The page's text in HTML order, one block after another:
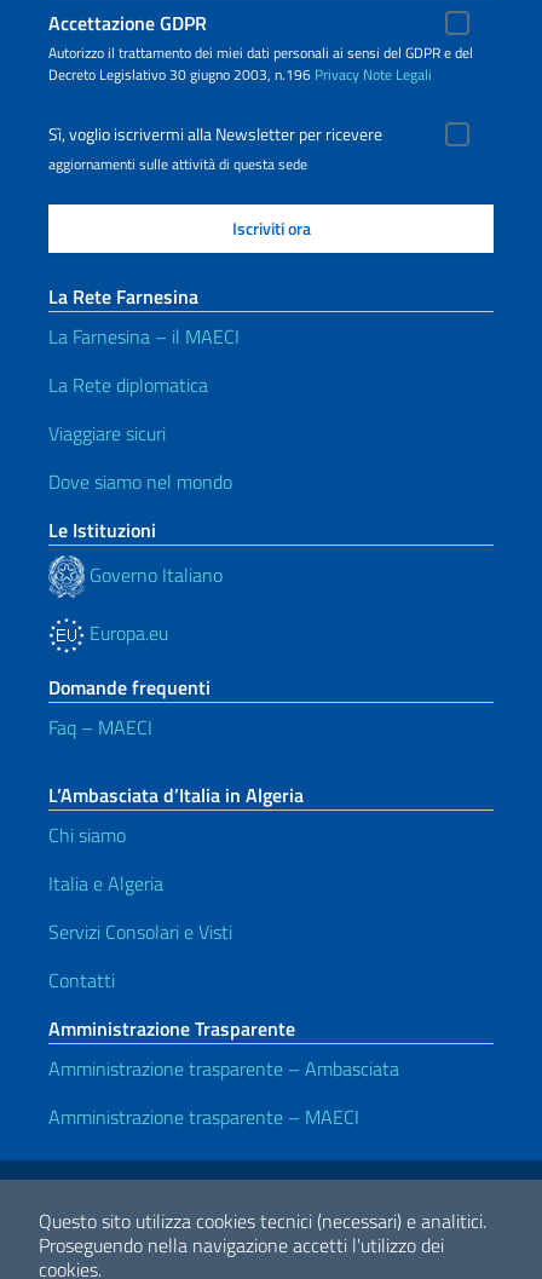
Questo sito utilizza cookies tecnici (necessari) e analitici.
Proseguendo nella navigazione accetti l'utilizzo dei
cookies.
Accettazione GDPR
Autorizzo il trattamento dei miei dati personali ai sensi del GDPR e del
Decreto Legislativo 30 giugno 2003, n.196 Privacy Note Legali
Sì, voglio iscrivermi alla Newsletter per ricevere
aggiornamenti sulle attività di questa sede
La Rete Farnesina
La Farnesina – il MAECI
La Rete diplomatica
Viaggiare sicuri
Dove siamo nel mondo
Le Istituzioni
Governo Italiano
Europa.eu
Domande frequenti
Faq – MAECI
L’Ambasciata d’Italia in Algeria
Chi siamo
Italia e Algeria
Servizi Consolari e Visti
Contatti
Amministrazione Trasparente
Amministrazione trasparente – Ambasciata
Amministrazione trasparente – MAECI
Link Utili